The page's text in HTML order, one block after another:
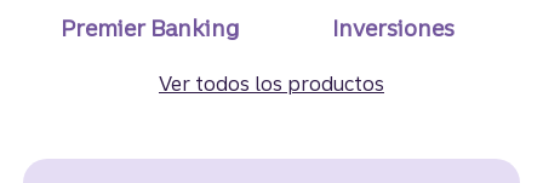
Premier Banking Inversiones
Ver todos los productos